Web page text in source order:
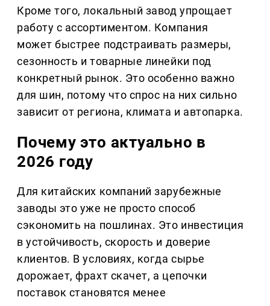
Кроме того, локальный завод упрощает
работу с ассортиментом. Компания
может быстрее подстраивать размеры,
сезонность и товарные линейки под
конкретный рынок. Это особенно важно
для шин, потому что спрос на них сильно
зависит от региона, климата и автопарка.
Почему это актуально в
2026 году
Для китайских компаний зарубежные
заводы это уже не просто способ
сэкономить на пошлинах. Это инвестиция
в устойчивость, скорость и доверие
клиентов. В условиях, когда сырье
дорожает, фрахт скачет, а цепочки
поставок становятся менее